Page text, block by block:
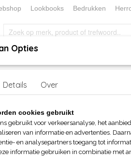
Lookbooks Bedrukken
> JN fleece deken met franjes 125x150
fleece deken met
(inclusief btw 21%)
Opties
Details Over
cookies gebruikt
gebruikt voor verkeersanalyse, het
van informatie en advertenties.
en analysepartners toegang tot
informatie gebruiken in combinatie met